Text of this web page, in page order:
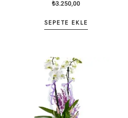
₺3.250,00
SEPETE EKLE